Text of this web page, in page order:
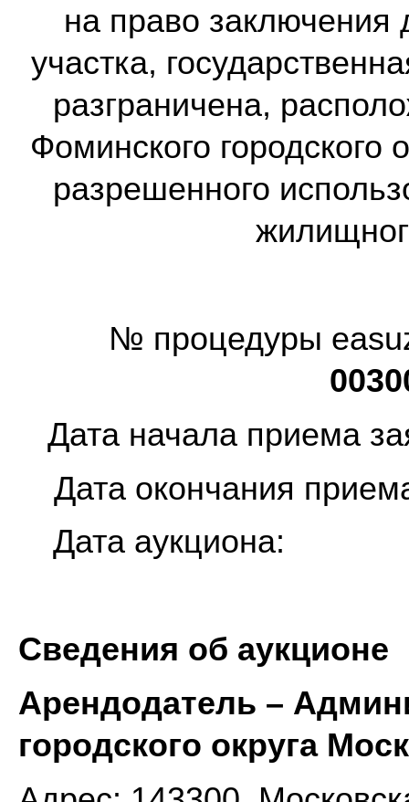
на право заключения
участка,
разграничена,
Фоминского городского
разрешенного
№ процедуры
Дата начала
Дата окончания
Дата
Сведения об аукционе
Арендодатель –
городского округа